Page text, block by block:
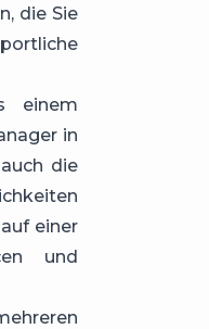
die Sie
einem
in
die
einer
und